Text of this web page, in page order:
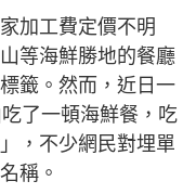
加工費定價不明
等海鮮勝地的餐廳
標籤。然而，近日一
了一頓海鮮餐，吃
，不少網民對埋單
稱。